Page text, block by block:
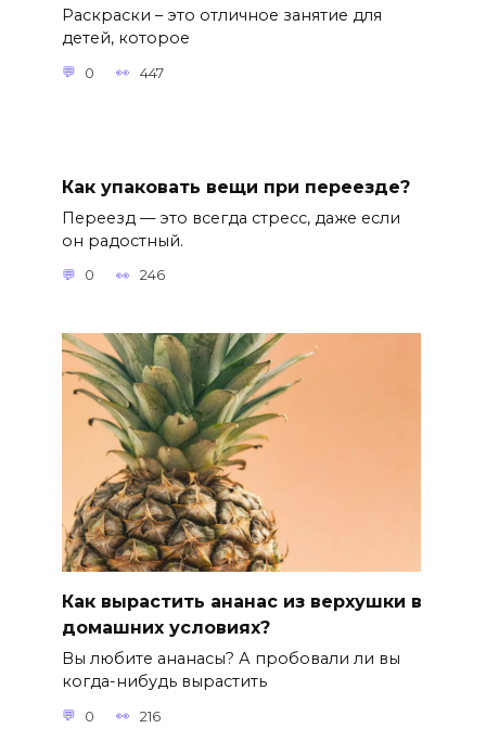
Раскраски – это отличное занятие для
детей, которое
0 447
Как упаковать вещи при переезде?
Переезд — это всегда стресс, даже если
он радостный.
0 246
Как вырастить ананас из верхушки в
домашних условиях?
Вы любите ананасы? А пробовали ли вы
когда-нибудь вырастить
0 216